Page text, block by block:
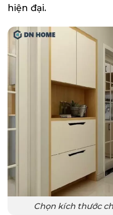
hiện đại.
Chọn kích thước